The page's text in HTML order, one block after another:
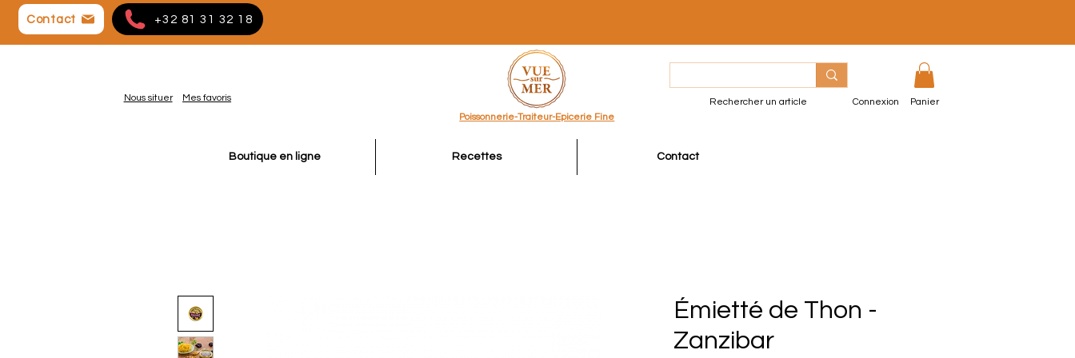
Contact +32 81 31 32 18
Nous situer
Mes favoris
Poissonnerie-Traiteur-Epicerie Fine
Rechercher un article Connexion Panier
Boutique en ligne Recettes Contact
Émietté de Thon -
Zanzibar